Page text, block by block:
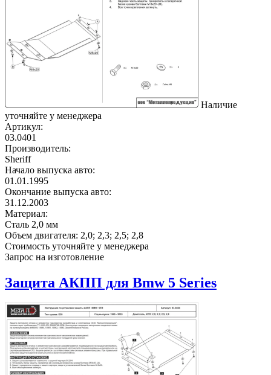
Наличие
уточняйте у менеджера
Артикул:
03.0401
Производитель:
Sheriff
Начало выпуска авто:
01.01.1995
Окончание выпуска авто:
31.12.2003
Материал:
Сталь 2,0 мм
Объем двигателя: 2,0; 2,3; 2,5; 2,8
Стоимость уточняйте у менеджера
Запрос на изготовление
Защита АКПП для Bmw 5 Series